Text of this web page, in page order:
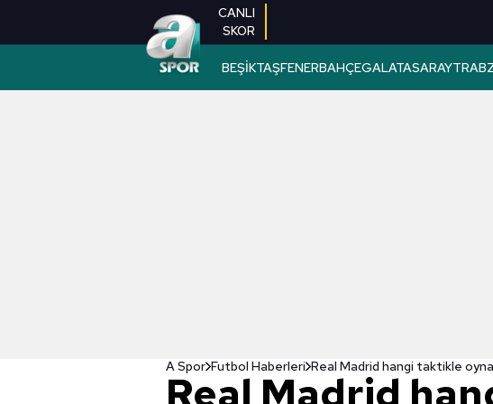
CANLI
SKOR
BEŞİKTAŞFENERBAHÇEGALATASARAY
A Spor Futbol Haberleri Real Madrid hangi taktikle
Real Madrid